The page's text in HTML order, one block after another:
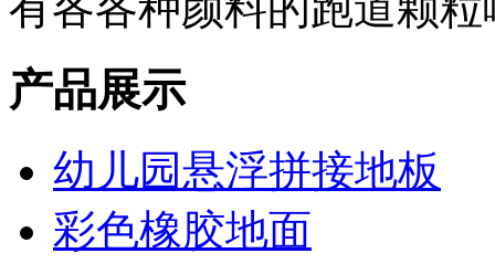
产品展示
幼儿园悬浮拼接地板
彩色橡胶地面